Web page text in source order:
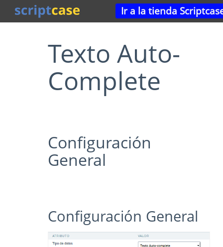
Ir a la tienda
Texto Auto-
Complete
Configuración
General
Configuración General